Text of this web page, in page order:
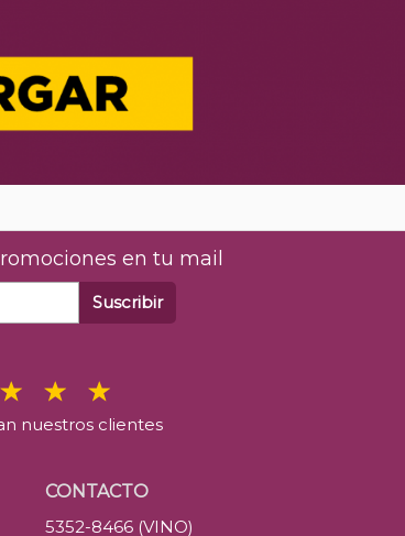
en tu mail
Suscribir
nuestros clientes
CONTACTO
5352-8466 (VINO)